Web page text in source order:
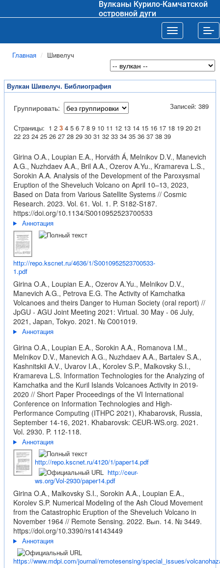
Вулканы Курило-Камчатской
островной дуги
Toggle
Главная Шивелуч
Вулкан Шивелуч. Библиография
Группировать: Записей: 389
Страницы: 1 2 3 4 5 6 7 8 9 10 11 12 13 14 15 16 17 18 19 20 21
22 23 24 25 26 27 28 29 30 31 32 33 34 35 36 37 38 39
Girina O.A., Loupian E.A., Horváth Á, Melnikov D.V., Manevich
A.G., Nuzhdaev A.A., Bril A.A., Ozerov A.Yu., Kramareva L.S.,
Sorokin A.A. Analysis of the Development of the Paroxysmal
Eruption of the Sheveluch Volcano on April 10–13, 2023,
Based on Data from Various Satellite Systems // Cosmic
Research. 2023. Vol. 61. Vol. 1. P. S182-S187.
https://doi.org/10.1134/S0010952523700533
Аннотация
http://repo.kscnet.ru/4636/1/S0010952523700533-
1.pdf
Girina O.A., Loupian E.A., Ozerov A.Yu., Melnikov D.V.,
Manevich A.G., Petrova E.G. The Activity of Kamchatka
Volcanoes and theirs Danger to Human Society (oral report) //
JpGU - AGU Joint Meeting 2021: Virtual. 30 May - 06 July,
2021, Japan, Tokyo. 2021. № C001019.
Аннотация
Girina O.A., Loupian E.A., Sorokin A.A., Romanova I.M.,
Melnikov D.V., Manevich A.G., Nuzhdaev A.A., Bartalev S.A.,
Kashnitskii A.V., Uvarov I.A., Korolev S.P., Malkovsky S.I.,
Kramareva L.S. Information Technologies for the Analyzing of
Kamchatka and the Kuril Islands Volcanoes Activity in 2019-
2020 // Short Paper Proceedings of the VI International
Conference on Information Technologies and High-
Performance Computing (ITHPC 2021), Khabarovsk, Russia,
September 14-16, 2021. Khabarovsk: CEUR-WS.org. 2021.
Vol. 2930. P. 112-118.
Аннотация
http://repo.kscnet.ru/4120/1/paper14.pdf
http://ceur-
ws.org/Vol-2930/paper14.pdf
Girina O.A., Malkovsky S.I., Sorokin A.A., Loupian E.A.,
Korolev S.P. Numerical Modeling of the Ash Cloud Movement
from the Catastrophic Eruption of the Sheveluch Volcano in
November 1964 // Remote Sensing. 2022. Вып. 14. № 3449.
https://doi.org/10.3390/rs14143449
Аннотация
https://www.mdpi.com/journal/remotesensing/special_issues/